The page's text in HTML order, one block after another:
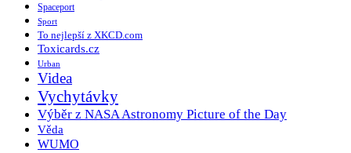
Spaceport
Sport
To nejlepší z XKCD.com
Toxicards.cz
Urban
Videa
Vychytávky
Výběr z NASA Astronomy Picture of the Day
Věda
WUMO